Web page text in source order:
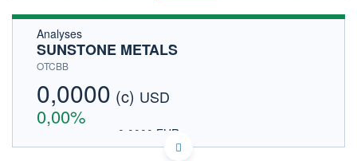
Analyses
SUNSTONE METALS
OTCBB
0,0000 (c) USD
0,00%
0,0000 EUR